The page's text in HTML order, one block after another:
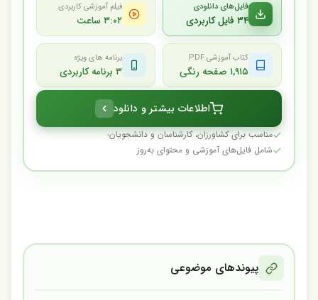
فایل‌های دانلودی
۳۴ فایل کاربردی
فیلم آموزشی کاربردی
۳:۰۲ ساعت
کتاب آموزشی PDF
۱,۹۱۵ صفحه رنگی
برنامه های ویژه
۳ برنامه کاربردی
اطلاعات بیشتر و دانلود
مناسب برای کشاورزان، کارشناسان و دانشجویان
شامل فایل‌های آموزشی و محتوای به‌روز
پیوندهای موضوعی